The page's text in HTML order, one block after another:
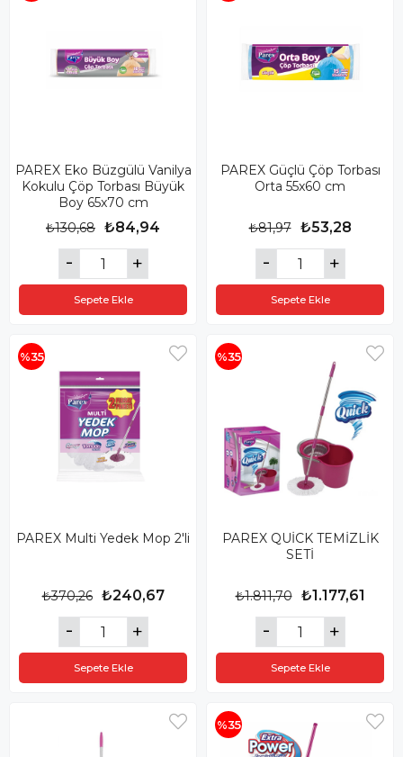
PAREX Eko Büzgülü Vanilya
Kokulu Çöp Torbası Büyük
Boy 65x70 cm
₺84,94
₺130,68
Sepete Ekle
PAREX Güçlü Çöp Torbası
Orta 55x60 cm
₺53,28
₺81,97
Sepete Ekle
PAREX Multi Yedek Mop 2'li
₺240,67
₺370,26
Sepete Ekle
%35
PAREX QUİCK TEMİZLİK
SETİ
₺1.177,61
₺1.811,70
Sepete Ekle
%35
%35